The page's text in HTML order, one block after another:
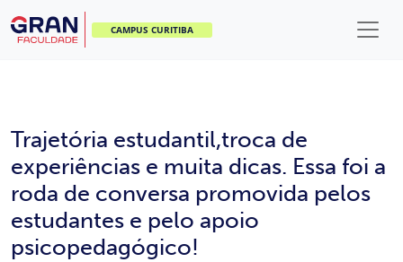
CAMPUS CURITIBA
Trajetória estudantil,troca de
experiências e muita dicas. Essa foi a
roda de conversa promovida pelos
estudantes e pelo apoio
psicopedagógico!